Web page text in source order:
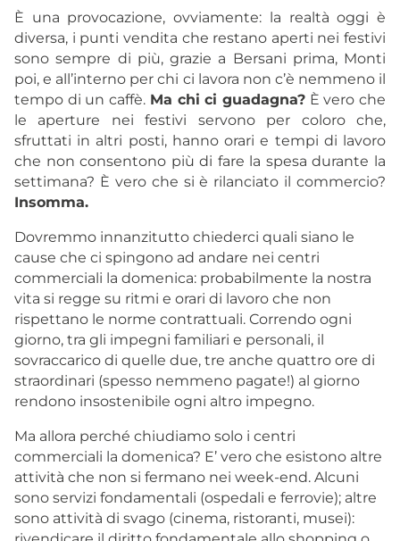
È una provocazione, ovviamente: la realtà oggi è
diversa, i punti vendita che restano aperti nei festivi
sono sempre di più, grazie a Bersani prima, Monti
poi, e all’interno per chi ci lavora non c’è nemmeno il
tempo di un caffè. Ma chi ci guadagna?È vero che
le aperture nei festivi servono per coloro che,
sfruttati in altri posti, hanno orari e tempi di lavoro
che non consentono più di fare la spesa durante la
settimana? È vero che si è rilanciato il commercio?
Insomma.
Dovremmo innanzitutto chiederci quali siano le
cause che ci spingono ad andare nei centri
commerciali la domenica: probabilmente la nostra
vita si regge su ritmi e orari di lavoro che non
rispettano le norme contrattuali. Correndo ogni
giorno, tra gli impegni familiari e personali, il
sovraccarico di quelle due, tre anche quattro ore di
straordinari (spesso nemmeno pagate!) al giorno
rendono insostenibile ogni altro impegno.
Ma allora perché chiudiamo solo i centri
commerciali la domenica? E’ vero che esistono altre
attività che non si fermano nei week-end. Alcuni
sono servizi fondamentali (ospedali e ferrovie); altre
sono attività di svago (cinema, ristoranti, musei):